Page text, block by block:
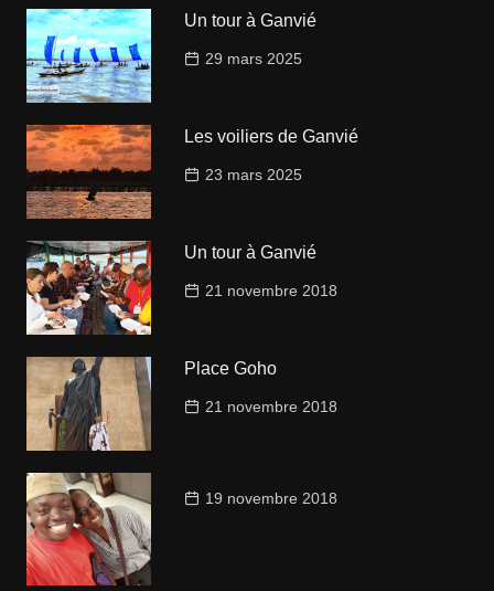
Un tour à Ganvié
29 mars 2025
Les voiliers de Ganvié
23 mars 2025
Un tour à Ganvié
21 novembre 2018
Place Goho
21 novembre 2018
19 novembre 2018